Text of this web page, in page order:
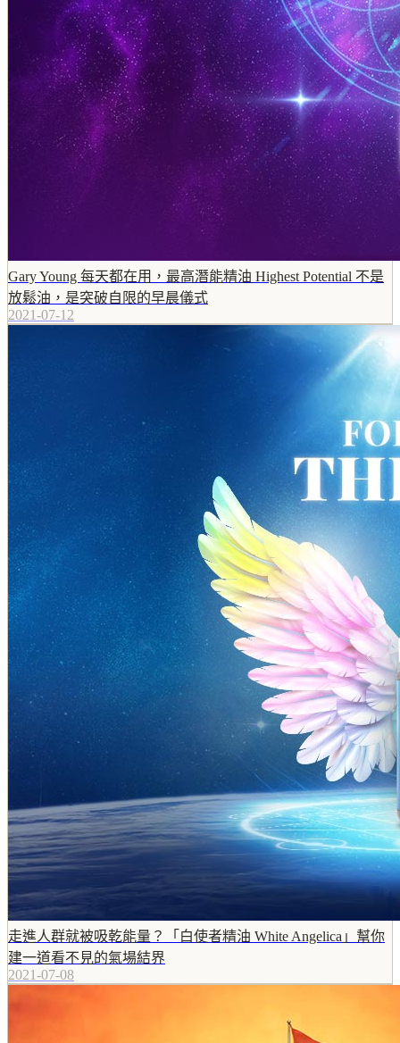
Gary Young 每天都在用，最高潛能精油 Highest Potential 不是
放鬆油，是突破自限的早晨儀式
2021-07-12
走進人群就被吸乾能量？「白使者精油 White Angelica」幫你
建一道看不見的氣場結界
2021-07-08